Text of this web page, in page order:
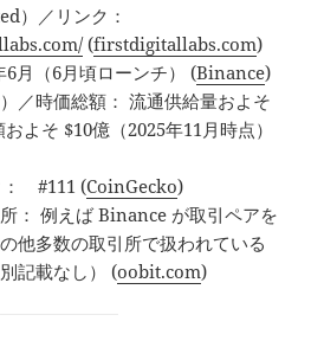
）／リンク：
(firstdigitallabs.com)
6月（6月頃ローンチ） (Binance)
／時価総額： 流通供給量およそ
よそ $10億（2025年11月時点）
： #111 (CoinGecko)
： 例えば Binance が取引ペアを
他多数の取引所で扱われている
記載なし） (oobit.com)